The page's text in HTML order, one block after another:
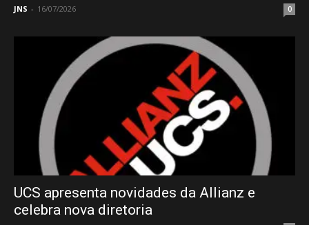
JNS - 16/07/2026 0
UCS apresenta novidades da Allianz e
celebra nova diretoria